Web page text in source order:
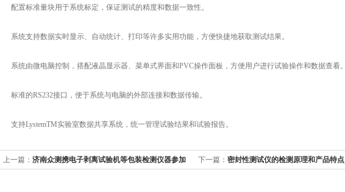
配置标准量块用于系统标定，保证测试的精度和数据一致性。
系统支持数据实时显示、自动统计、打印等许多实用功能，方便快捷地获取测试结果。
系统由微电脑控制，搭配液晶显示器、菜单式界面和PVC操作面板，方便用户进行试验操作和数据查看。
标准的RS232接口，便于系统与电脑的外部连接和数据传输。
支持LystemTM实验室数据共享系统，统一管理试验结果和试验报告。
上一篇： 济南众测携电子剥离试验机等包装检测仪器参加 下一篇： 密封性测试仪的检测原理和产品特点